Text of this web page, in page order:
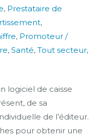
, Prestataire de
,
, Promoteur /
, Santé, Tout secteur,
logiciel de caisse
de sa
de l’éditeur.
pour obtenir une